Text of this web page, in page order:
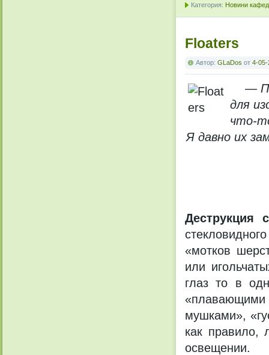
Категория: Новини
Floaters
Автор: GLaDos от 4-05-
—
для
что-
Я давно их
Деструкция
«мотков
или
глаз то в
мушками»,
как правило,
освещении.